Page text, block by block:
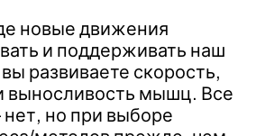
новые движения
и поддерживать наш
развиваете скорость,
выносливость мышц. Все
нет, но при выборе